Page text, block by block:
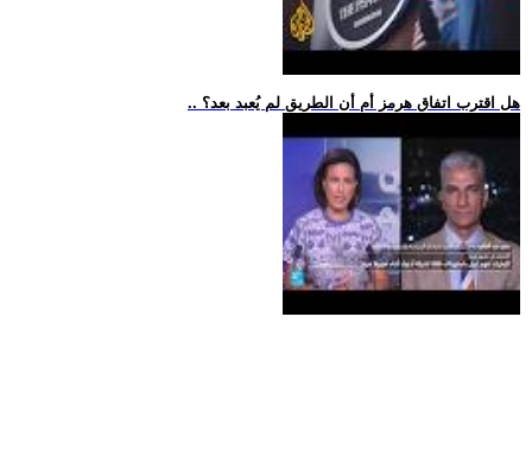
.. هل اقترب اتفاق هرمز أم أن الطريق لم يُعبد بعد؟